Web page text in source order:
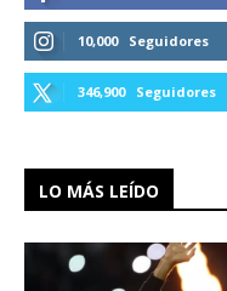
10,000 Seguidores
346,900 Seguidores
LO MÁS LEÍDO